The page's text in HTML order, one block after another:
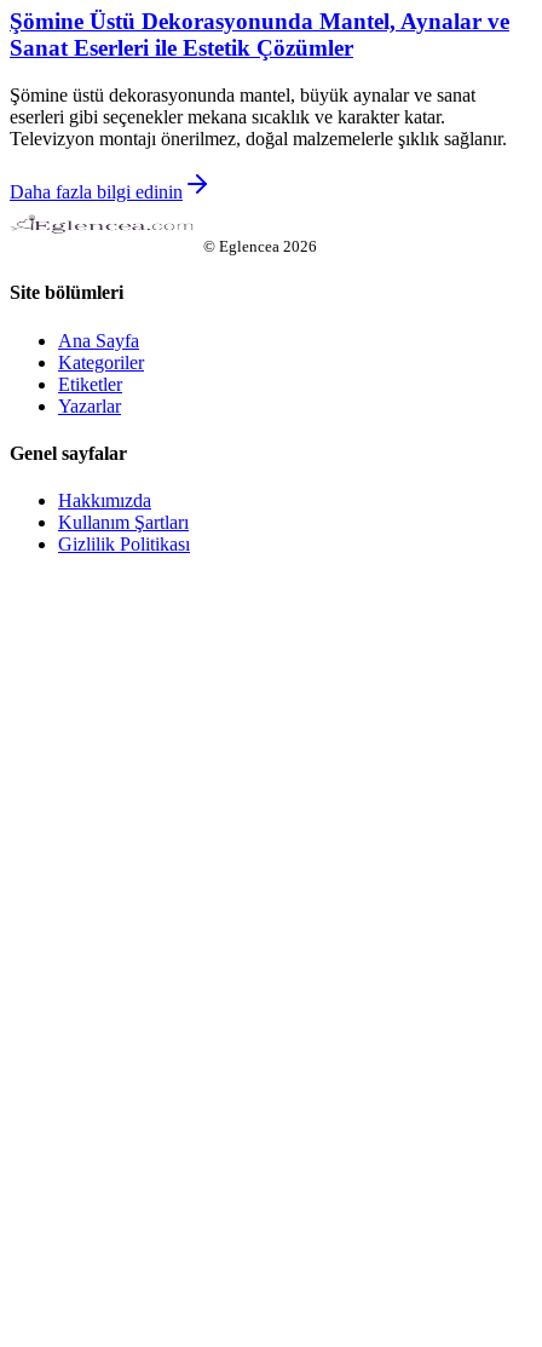
Şömine Üstü Dekorasyonunda Mantel, Aynalar ve
Sanat Eserleri ile Estetik Çözümler
Şömine üstü dekorasyonunda mantel, büyük aynalar ve sanat
eserleri gibi seçenekler mekana sıcaklık ve karakter katar.
Televizyon montajı önerilmez, doğal malzemelerle şıklık sağlanır.
Daha fazla bilgi edinin
© Eglencea 2026
Site bölümleri
Ana Sayfa
Kategoriler
Etiketler
Yazarlar
Genel sayfalar
Hakkımızda
Kullanım Şartları
Gizlilik Politikası